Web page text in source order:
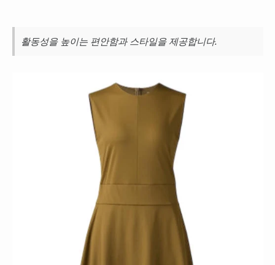
활동성을 높이는 편안함과 스타일을 제공합니다.